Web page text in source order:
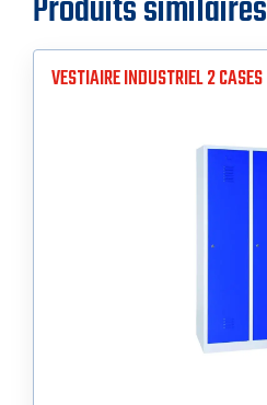
Produits similaires
VESTIAIRE INDUSTRIEL 2 CASES